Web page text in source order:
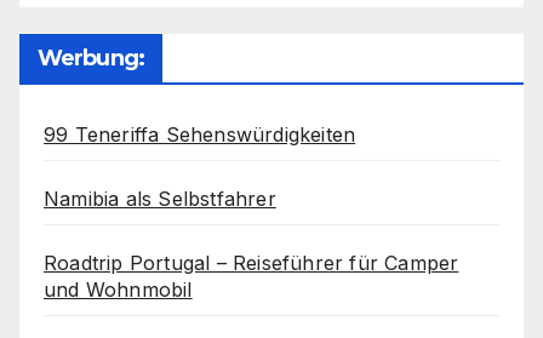
Werbung:
99 Teneriffa Sehenswürdigkeiten
Namibia als Selbstfahrer
Roadtrip Portugal – Reiseführer für Camper
und Wohnmobil